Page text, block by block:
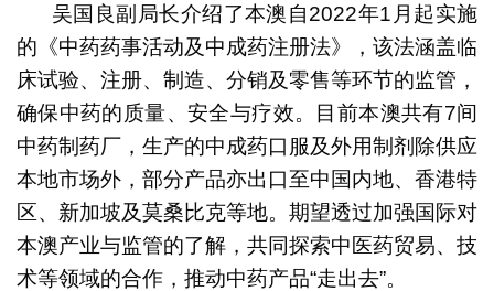
吴国良副局长介绍了本澳自2022年1月起实施
的《中药药事活动及中成药注册法》，该法涵盖临
床试验、注册、制造、分销及零售等环节的监管，
确保中药的质量、安全与疗效。目前本澳共有7间
中药制药厂，生产的中成药口服及外用制剂除供应
本地市场外，部分产品亦出口至中国内地、香港特
区、新加坡及莫桑比克等地。期望透过加强国际对
本澳产业与监管的了解，共同探索中医药贸易、技
术等领域的合作，推动中药产品“走出去”。